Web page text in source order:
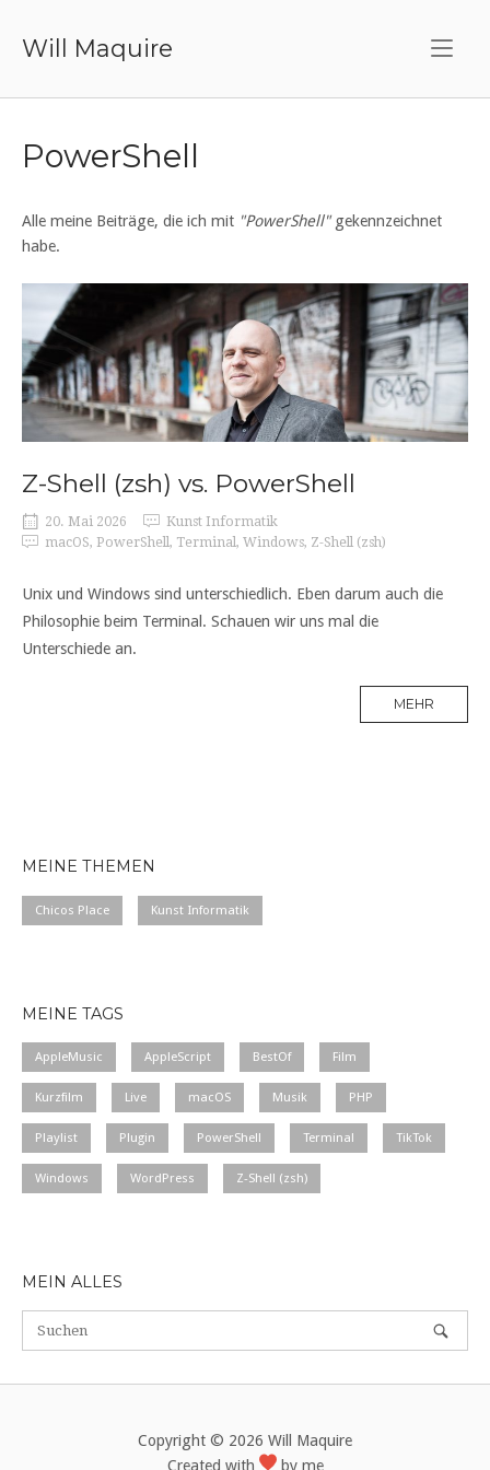
contentWill Maquire
PowerShell
Alle meine Beiträge, die ich mit "PowerShell"gekennzeichnet
habe.
Z-Shell (zsh) vs. PowerShell
20. Mai 2026
Kunst Informatik
macOS, PowerShell, Terminal, Windows, Z-Shell (zsh)
Unix und Windows sind unterschiedlich. Eben darum auch die
Philosophie beim Terminal. Schauen wir uns mal die
Unterschiede an.
MEHR
MEINE THEMEN
Chicos Place Kunst Informatik
MEINE TAGS
AppleMusic AppleScript BestOf Film
Kurzfilm Live macOS Musik PHP
Playlist Plugin PowerShell Terminal TikTok
Windows WordPress Z-Shell (zsh)
MEIN ALLES
Copyright © 2026 Will Maquire
Created with
by me